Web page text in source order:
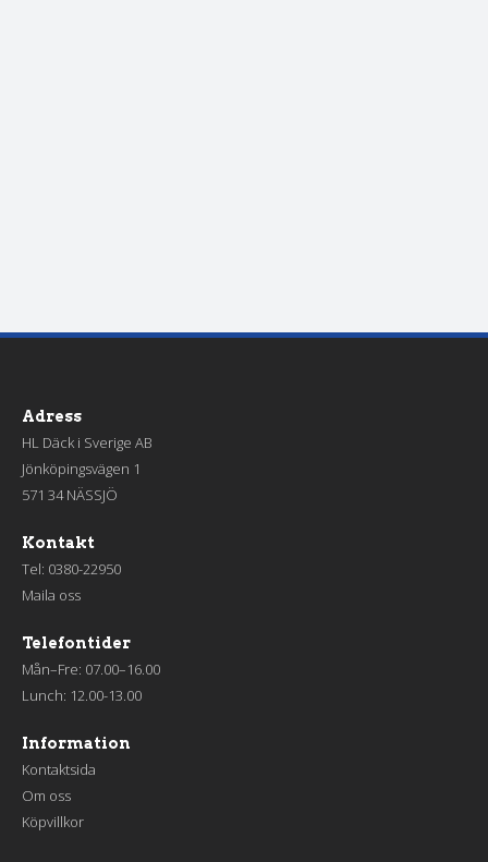
Adress
HL Däck i Sverige AB
Jönköpingsvägen 1
571 34 NÄSSJÖ
Kontakt
Tel: 0380-22950
Maila oss
Telefontider
Mån–Fre: 07.00–16.00
Lunch: 12.00-13.00
Information
Kontaktsida
Om oss
Köpvillkor